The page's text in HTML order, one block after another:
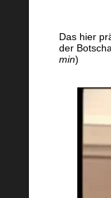
Das hier
der
min)